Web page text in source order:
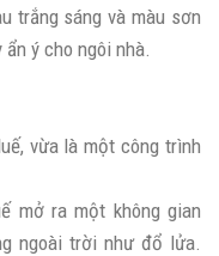
trắng sáng và màu sơn
ý cho ngôi nhà.
vừa là một công trình
mở ra một không gian
ngoài trời như đổ lửa.